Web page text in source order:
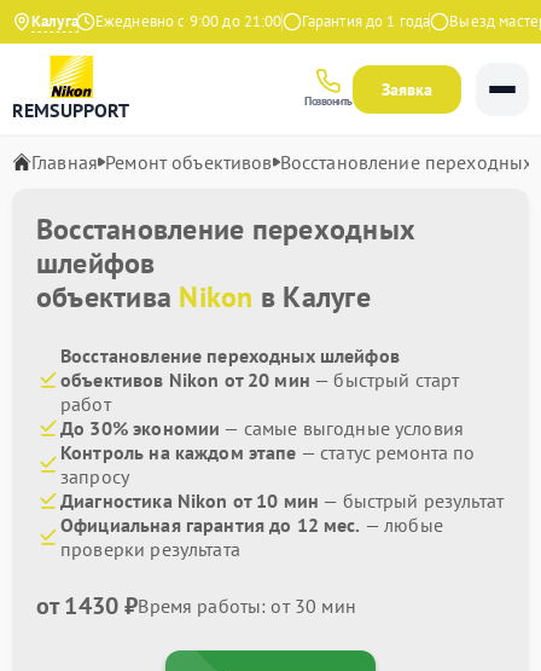
Калуга
Яндекс Ежедневно с 9:00 до 21:00 Гарантия до 1 года Выезд мастера
REMSUPPORT Позвонить
Заявка
Главная Ремонт объективов Восстановление
Восстановление переходных
шлейфов
объектива Nikon в Калуге
Восстановление переходных шлейфов
объективов Nikon от 20 мин — быстрый старт
работ
До 30% экономии — самые выгодные условия
Контроль на каждом этапе — статус ремонта по
запросу
Диагностика Nikon от 10 мин — быстрый результат
Официальная гарантия до 12 мес. — любые
проверки результата
от 1430 ₽Время работы: от 30 мин